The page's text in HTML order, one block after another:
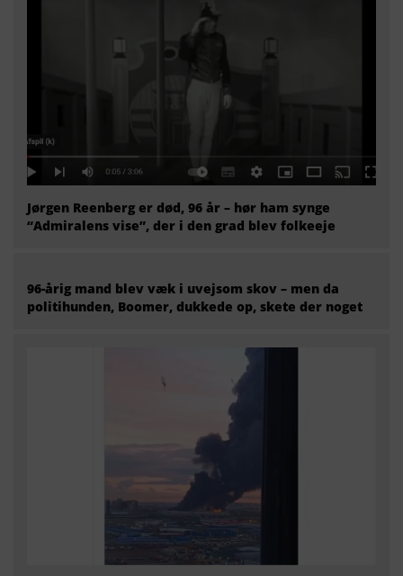
Jørgen Reenberg er død, 96 år – hør ham synge
“Admiralens vise”, der i den grad blev folkeeje
96-årig mand blev væk i uvejsom skov – men da
politihunden, Boomer, dukkede op, skete der noget